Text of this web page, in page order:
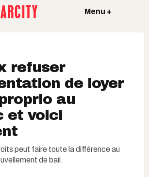
Menu +
refuser
de loyer
au
et voici
peut faire toute la différence au
de bail.